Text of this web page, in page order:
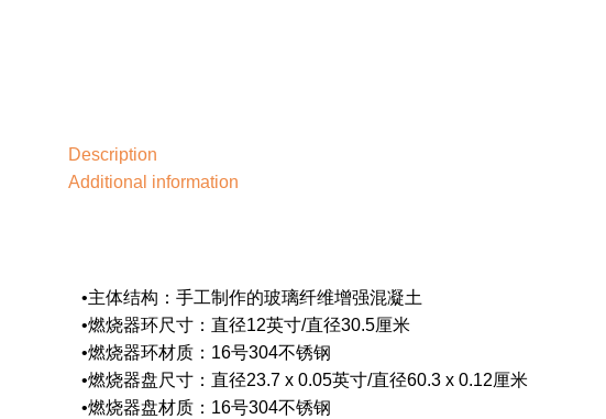
Description
Additional information
•主体结构：手工制作的玻璃纤维增​​强混凝土
•燃烧器环尺寸：直径12英寸/直径30.5厘米
•燃烧器环材质：16号304不锈钢
•燃烧器盘尺寸：直径23.7 x 0.05英寸/直径60.3 x 0.12厘米
•燃烧器盘材质：16号304不锈钢